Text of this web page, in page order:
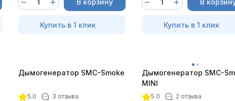
Купить в 1 клик Купить в 1 клик
Дымогенератор SMC-Smoke
5.0 3 отзыва
Дымогенератор SMC-
MINI
5.0 2 отзыва